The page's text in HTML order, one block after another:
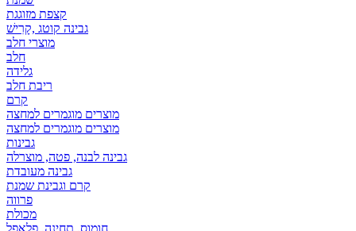
קצפת מזוגגת
גבינה קוטג ,קָרִישׁ
מוצרי חלב
חלב
גלידה
ריבת חלב
קרם
מוצרים מוגמרים למחצה
מוצרים מוגמרים למחצה
גבינות
גבינה לבנה, פטה, מוצרלה
גבינה מעובדת
קרם וגבינת שמנת
פרווה
מכולת
חומוס, תחינה, פלאפל